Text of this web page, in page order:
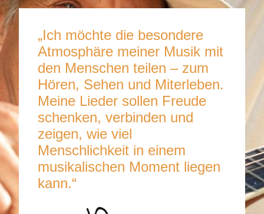
„Ich möchte die besondere
Atmosphäre meiner Musik mit
den Menschen teilen – zum
Hören, Sehen und Miterleben.
Meine Lieder sollen Freude
schenken, verbinden und
zeigen, wie viel
Menschlichkeit in einem
musikalischen Moment liegen
kann.“